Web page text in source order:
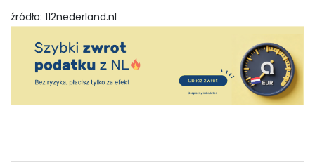
źródło: 112nederland.nl